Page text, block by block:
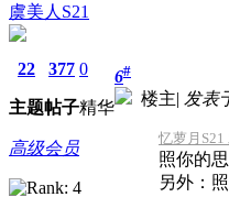
虞美人S21
22
主题
377
帖子
0
精华
高级会员
6#
楼主| 发表
忆萝月S21
照你的
另外：